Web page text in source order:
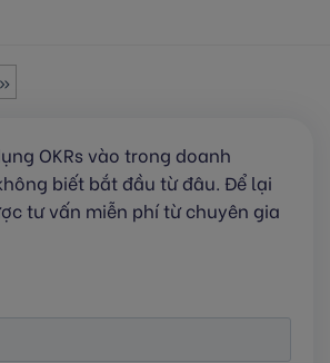
»
OKRs vào trong doanh
biết bắt đầu từ đâu. Để lại
tư vấn miễn phí từ chuyên gia